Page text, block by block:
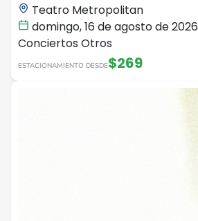
Teatro Metropolitan
domingo, 16 de agosto de 2026
Conciertos Otros
ESTACIONAMIENTO DESDE$269